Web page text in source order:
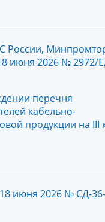
России,
июня 2026 № 2972/
перечня
кабельно-
продукции на III
июня 2026 № СД-36-